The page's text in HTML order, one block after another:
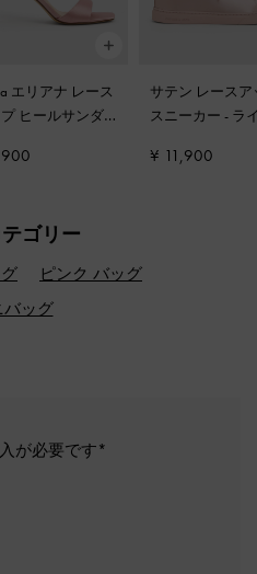
エリアナ レース
ヒールサンダ
サテン レースア
スニーカー- ラ
¥ 11,900
ゴリー
ピンク バッグ
バッグ
が必要です*